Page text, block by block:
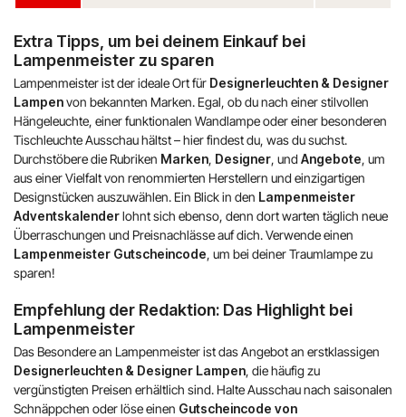
Extra Tipps, um bei deinem Einkauf bei
Lampenmeister zu sparen
Lampenmeister ist der ideale Ort für Designerleuchten & Designer
Lampenvon bekannten Marken. Egal, ob du nach einer stilvollen
Hängeleuchte, einer funktionalen Wandlampe oder einer besonderen
Tischleuchte Ausschau hältst – hier findest du, was du suchst.
Durchstöbere die Rubriken Marken, Designer, undAngebote, um
aus einer Vielfalt von renommierten Herstellern und einzigartigen
Designstücken auszuwählen. Ein Blick in den Lampenmeister
Adventskalenderlohnt sich ebenso, denn dort warten täglich neue
Überraschungen und Preisnachlässe auf dich. Verwende einen
Lampenmeister Gutscheincode, um bei deiner Traumlampe zu
sparen!
Empfehlung der Redaktion: Das Highlight bei
Lampenmeister
Das Besondere an Lampenmeister ist das Angebot an erstklassigen
Designerleuchten & Designer Lampen, die häufig zu
vergünstigten Preisen erhältlich sind. Halte Ausschau nach saisonalen
Schnäppchen oder löse einen Gutscheincode von